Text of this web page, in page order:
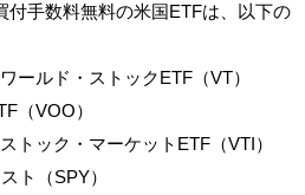
付手数料無料の米国ETFは、以下の
ールド・ストックETF（VT）
（VOO）
トック・マーケットETF（VTI）
ト（SPY）